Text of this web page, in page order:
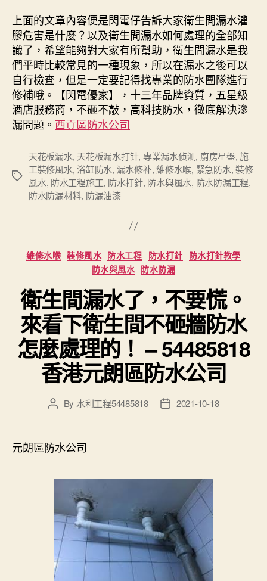
上面的文章內容便是閃電仔告訴大家衛生間漏水灌
膠危害是什麼？以及衛生間漏水如何處理的全部知
識了，希望能夠對大家有所幫助，衛生間漏水是我
們平時比較常見的一種現象，所以在漏水之後可以
自行檢查，但是一定要記得找專業的防水團隊進行
修補哦。【閃電優家】，十三年品牌資質，五星級
酒店服務商，不砸不敲，高科技防水，徹底解決滲
漏問題。 西貢區防水公司
Tags
天花板漏水, 天花板漏水打针, 專業漏水侦测, 廚房星盤,施
工裝修風水, 浴缸防水, 漏水修补,維修水喉, 緊急防水,裝修
風水, 防水工程施工, 防水打針, 防水與風水, 防水防漏工程,
防水防漏材料, 防漏油漆
Categories
維修水喉 裝修風水 防水工程 防水打針 防水打針教學
防水與風水 防水防漏
衛生間漏水了，不要慌。
來看下衛生間不砸牆防水
怎麼處理的！ – 54485818
香港元朗區防水公司
PostBy 水利工程54485818
Post2021-10-18
元朗區防水公司